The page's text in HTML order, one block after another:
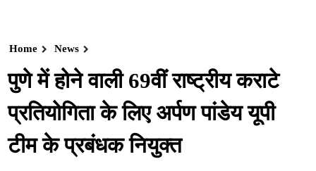
Home News
पुणे में होने वाली 69वीं राष्ट्रीय कराटे
प्रतियोगिता के लिए अर्पण पांडेय यूपी
टीम के प्रबंधक नियुक्त